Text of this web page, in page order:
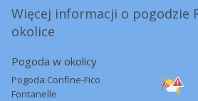
Więcej informacji o pogodzie
okolice
Pogoda w okolicy
Pogoda Confine-Fico
Fontanelle